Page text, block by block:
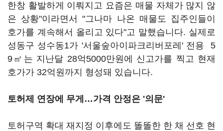
한창 활발하게 이뤄지고 요즘은 매물 자체가 많지 않
은 상황"이라면서 "그나마 나온 매물도 집주인들이
호가를 계속해서 올리고 있다"고 말했습니다. 실제로
성동구 성수동1가 '서울숲아이파크리버포레' 전용 5
9㎡는 지난달 28억5000만원에 신고가를 찍고 현재
호가가 32억원까지 형성돼 있습니다.
토허제 연장에 무게…가격 안정은 '의문'
토허구역 확대 재지정 이후에도 똘똘한 한 채 선호 현